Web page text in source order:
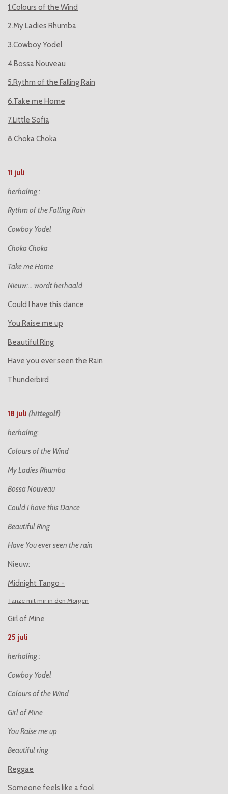
1.Colours of the Wind
2.My Ladies Rhumba
3.Cowboy Yodel
4.Bossa Nouveau
5.Rythm of the Falling Rain
6.Take me Home
7.Little Sofia
8.Choka Choka
11 juli
herhaling :
Rythm of the Falling Rain
Cowboy Yodel
Choka Choka
Take me Home
Nieuw:... wordt herhaald
Could I have this dance
You Raise me up
Beautiful Ring
Have you ever seen the Rain
Thunderbird
18 juli (hittegolf)
herhaling:
Colours of the Wind
My Ladies Rhumba
Bossa Nouveau
Could I have this Dance
Beautiful Ring
Have You ever seen the rain
Nieuw:
Midnight Tango -
Tanze mit mir in den Morgen
Girl of Mine
25 juli
herhaling :
Cowboy Yodel
Colours of the Wind
Girl of Mine
You Raise me up
Beautiful ring
Reggae
Someone feels like a fool